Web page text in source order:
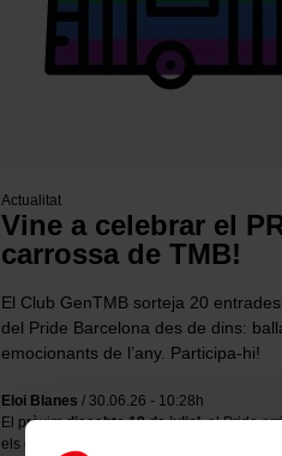
Actualitat
Vine a celebrar el
carrossa de TMB!
El Club GenTMB sorteja 20
del Pride Barcelona des de dins:
emocionants de l’any. Participa-hi!
Eloi Blanes / 30.06.26 - 10:28h
El pròximdissabte 18 de juliol, el Pride
els carrers de la ciutat s’ompliran de